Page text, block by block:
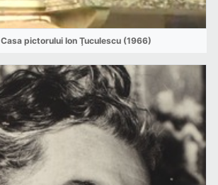
pictorului Ion Ţuculescu (1966)